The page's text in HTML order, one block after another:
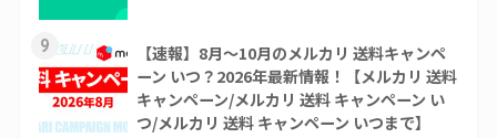
9
【速報】8月～10月のメルカリ 送料キャンペ
ーン いつ？2026年最新情報！【メルカリ 送料
キャンペーン/メルカリ 送料 キャンペーン い
つ/メルカリ 送料 キャンペーン いつまで】